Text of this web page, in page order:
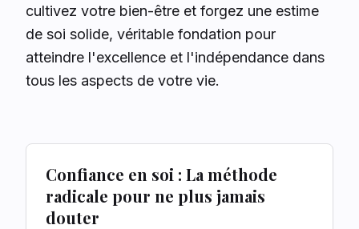
cultivez votre bien-être et forgez une estime
de soi solide, véritable fondation pour
atteindre l'excellence et l'indépendance dans
tous les aspects de votre vie.
Confiance en soi : La méthode
radicale pour ne plus jamais
douter